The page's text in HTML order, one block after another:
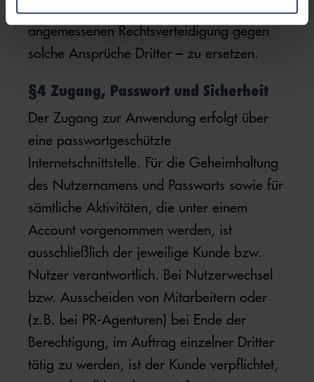
Schäden – einschließlich der Kosten für die
angemessenen Rechtsverteidigung gegen
solche Ansprüche Dritter – zu ersetzen.
§4 Zugang, Passwort und Sicherheit
Der Zugang zur Anwendung erfolgt über
eine passwortgeschützte
Internetschnittstelle. Für die Geheimhaltung
des Nutzernamens und Passworts sowie für
sämtliche Aktivitäten, die unter einem
Account vorgenommen werden, ist
ausschließlich der jeweilige Kunde bzw.
Nutzer verantwortlich. Bei Nutzerwechsel
bzw. Ausscheiden von Mitarbeitern oder
(z.B. bei PR-Agenturen) bei Ende der
Berechtigung, im Auftrag einzelner Dritter
tätig zu werden, ist der Kunde verpflichtet,